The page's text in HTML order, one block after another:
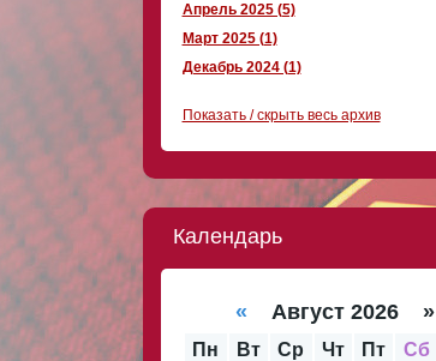
Апрель 2025 (5)
Март 2025 (1)
Декабрь 2024 (1)
Показать / скрыть весь архив
Календарь
« Август 2026 »
Пн Вт Ср Чт Пт Сб